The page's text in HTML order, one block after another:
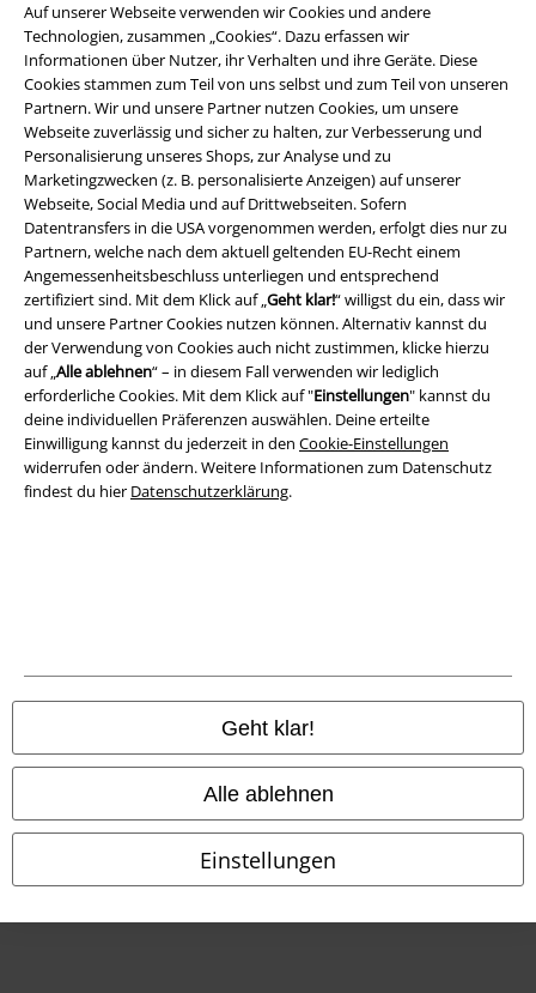
Auf unserer Webseite verwenden wir Cookies und andere
Technologien, zusammen „Cookies“. Dazu erfassen wir
Informationen über Nutzer, ihr Verhalten und ihre Geräte. Diese
Cookies stammen zum Teil von uns selbst und zum Teil von unseren
Partnern. Wir und unsere Partner nutzen Cookies, um unsere
Webseite zuverlässig und sicher zu halten, zur Verbesserung und
Personalisierung unseres Shops, zur Analyse und zu
Marketingzwecken (z. B. personalisierte Anzeigen) auf unserer
Webseite, Social Media und auf Drittwebseiten. Sofern
Datentransfers in die USA vorgenommen werden, erfolgt dies nur zu
Partnern, welche nach dem aktuell geltenden EU-Recht einem
Angemessenheitsbeschluss unterliegen und entsprechend
zertifiziert sind. Mit dem Klick auf „Geht klar!“ willigst du ein, dass wir
und unsere Partner Cookies nutzen können. Alternativ kannst du
der Verwendung von Cookies auch nicht zustimmen, klicke hierzu
auf „Alle ablehnen“ – in diesem Fall verwenden wir lediglich
erforderliche Cookies. Mit dem Klick auf "Einstellungen" kannst du
deine individuellen Präferenzen auswählen. Deine erteilte
Einwilligung kannst du jederzeit in den Cookie-Einstellungen
widerrufen oder ändern. Weitere Informationen zum Datenschutz
findest du hier Datenschutzerklärung.
Geht klar!
Alle ablehnen
Einstellungen
Rechtliches
AGB
Impressum
Datenschutz
Entsorgung und Umweltschutz
Konformitätserklärung
© 1986-2026 E.M.P. Merchandising HGmbH
EMP Online Shops